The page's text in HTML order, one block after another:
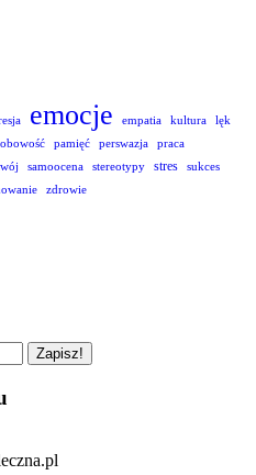
emocje empatia kultura
lęk
pamięć perswazja
praca
samoocena stereotypy stres sukces
zdrowie